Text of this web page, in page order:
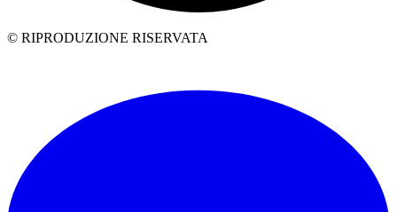
© RIPRODUZIONE RISERVATA